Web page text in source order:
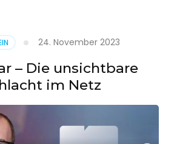
24. November 2023
– Die unsichtbare
im Netz